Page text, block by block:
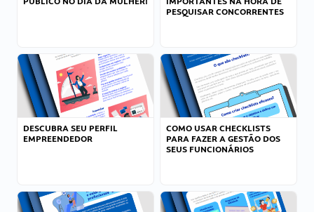
PESQUISAR CONCORRENTES
DESCUBRA SEU PERFIL
EMPREENDEDOR
COMO USAR CHECKLISTS
PARA FAZER A GESTÃO DOS
SEUS FUNCIONÁRIOS